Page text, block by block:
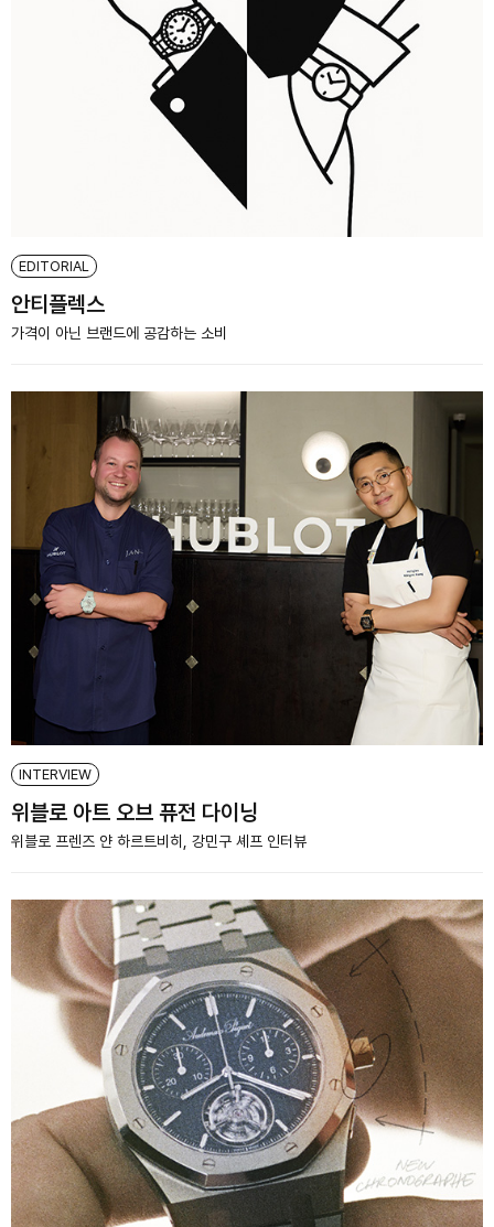
EDITORIAL
안티플렉스
가격이 아닌 브랜드에 공감하는 소비
INTERVIEW
위블로 아트 오브 퓨전 다이닝
위블로 프렌즈 얀 하르트비히, 강민구 셰프 인터뷰